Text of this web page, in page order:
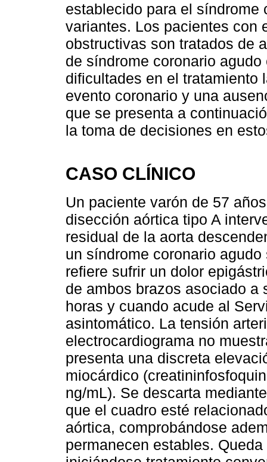
establecido para el síndrome
variantes. Los pacientes con
obstructivas son tratados de
de síndrome coronario
dificultades en el tratamiento
evento coronario y una
que se presenta a
la toma de decisiones en
CASO CLÍNICO
Un paciente varón de 57
disección aórtica tipo A
residual de la aorta
un síndrome coronario
refiere sufrir un dolor
de ambos brazos asociado a
horas y cuando acude al
asintomático. La tensión
electrocardiograma no
presenta una discreta
miocárdico
ng/mL). Se descarta
que el cuadro esté
aórtica, comprobándose
permanecen estables.